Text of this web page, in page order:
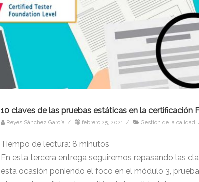
10 claves de las pruebas estáticas en la certificación
Reyes Sánchez García / febrero 25, 2021 / Gestión de la calidad
Tiempo de lectura: 8 minutos
En esta tercera entrega seguiremos repasando las
esta ocasión poniendo el foco en el módulo 3,